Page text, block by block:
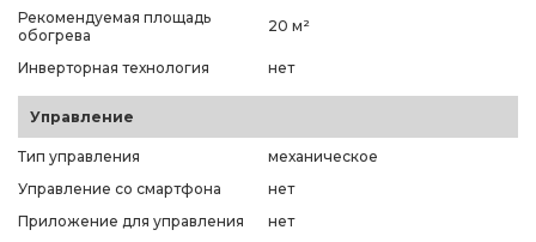
Рекомендуемая площадь
обогрева
20 м²
Инверторная технология нет
Управление
Тип управления
механическое
Управление со смартфона
нет
Приложение для управления
нет